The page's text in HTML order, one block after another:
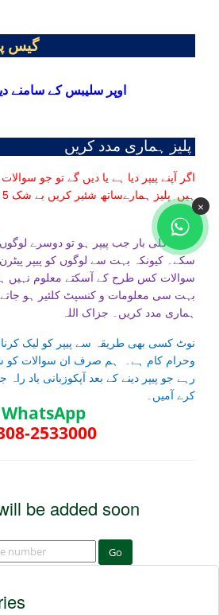
گیس
اوپر سلیبس کے سامنے
پلیز ہماری مدد کریں
اگر آپنے پیپر دیا ہے یا دیں گے تو جو سوالات
ہوں۔
تاکہ اگلی بار جب پیپر ہو تو دوسرے
سکے۔ کیونکہ بہت سے لوگوں کو پیپر
سوالات کس طرح کے آسکتے معلوم نہیں
بہت سی معلومات و کنسپٹ کلئیر ہو
ہماری مدد کریں۔ جزاک اللہ
نوٹ کسی بھی طریقہ سے پیپر کو لیک کرنا،
وحرام کام ہے۔ ہم صرف ان سوالات کو
رہے جو پیپر دینے کے بعد آپکوزبانی یاد راہ
کرے آمیں۔
WhatsApp
2533000
be added soon
Go
×